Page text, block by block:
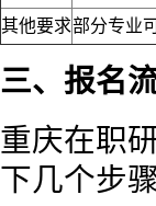
其他要求部分专业
三、报名
重庆在职
下几个步骤